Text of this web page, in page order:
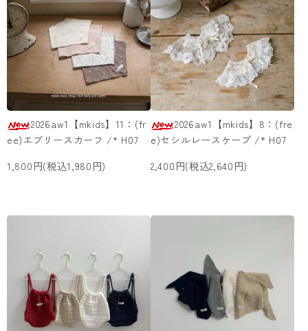
2026aw1【mkids】11：(fr
ee)エブリースカーフ /* H07
1,800円(税込1,980円)
2026aw1【mkids】8：(fre
e)セシルレースケープ /* H07
2,400円(税込2,640円)